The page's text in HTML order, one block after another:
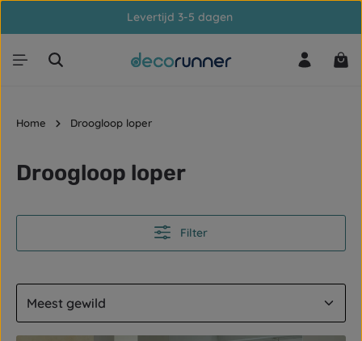
Ga naar de hoofdinhoudLevertijd 3-5 dagen
Home Droogloop loper
Droogloop loper
Filter